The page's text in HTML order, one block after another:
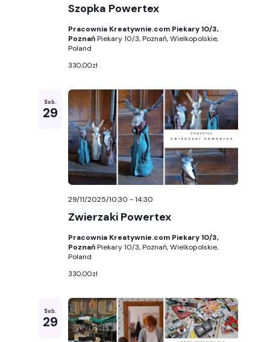
Szopka Powertex
Pracownia Kreatywnie.com Piekary 10/3,
PoznańPiekary 10/3, Poznań, Wielkopolskie,
Poland
330,00zł
Sob.
29
Zwierzaki Powertex
29/11/2025/10:30 -14:30
Pracownia Kreatywnie.com Piekary 10/3,
PoznańPiekary 10/3, Poznań, Wielkopolskie,
Poland
330,00zł
Sob.
29